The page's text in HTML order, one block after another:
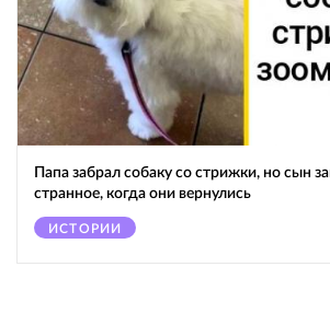
Папа забрал собаку со стрижки, но сын
странное, когда они вернулись
ИСТОРИИ